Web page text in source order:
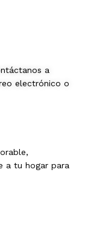
a
electrónico o
a tu hogar para